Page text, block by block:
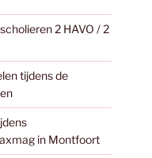
2 HAVO / 2
tijdens de
in Montfoort